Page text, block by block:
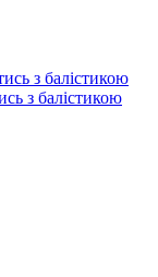
з балістикою